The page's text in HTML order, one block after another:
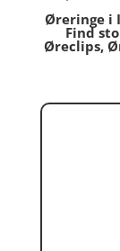
Øreringe i
Find
Øreclips,